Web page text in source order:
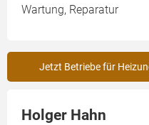
Wartung, Reparatur
Jetzt Betriebe für
Holger Hahn